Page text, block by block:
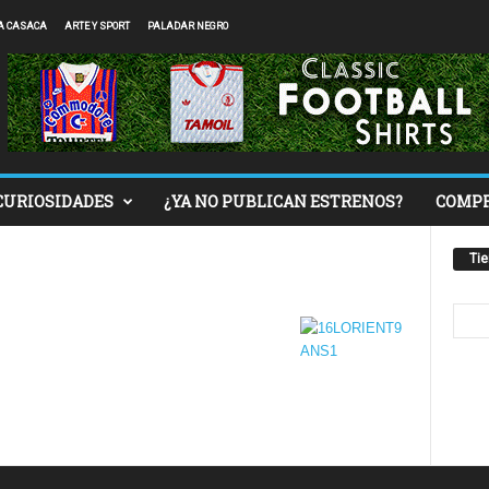
CASACA ARTE Y SPORT PALADAR NEGRO
¿YA NO PUBLICAN ESTRENOS?